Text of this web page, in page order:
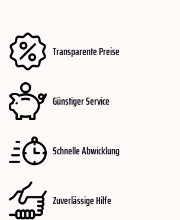
Transparente Preise
Günstiger Service
Schnelle Abwicklung
Zuverlässige Hilfe